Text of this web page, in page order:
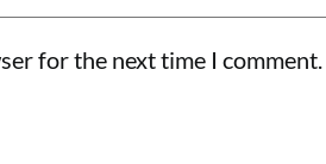
for the next time I comment.